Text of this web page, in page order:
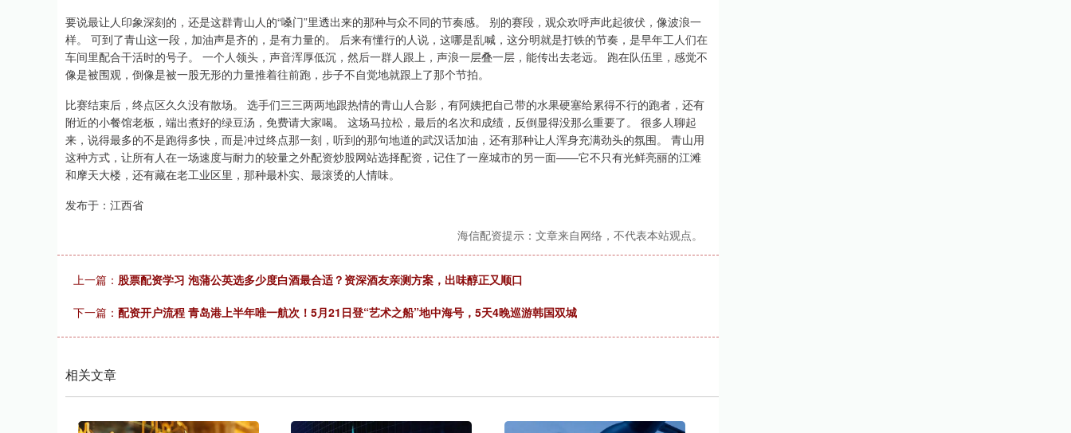
要说最让人印象深刻的，还是这群青山人的“嗓门”里透出来的那种与众不同的节奏感。 别的赛段，观众欢呼声此起彼伏，像波浪一
样。 可到了青山这一段，加油声是齐的，是有力量的。 后来有懂行的人说，这哪是乱喊，这分明就是打铁的节奏，是早年工人们在
车间里配合干活时的号子。 一个人领头，声音浑厚低沉，然后一群人跟上，声浪一层叠一层，能传出去老远。 跑在队伍里，感觉不
像是被围观，倒像是被一股无形的力量推着往前跑，步子不自觉地就跟上了那个节拍。
比赛结束后，终点区久久没有散场。 选手们三三两两地跟热情的青山人合影，有阿姨把自己带的水果硬塞给累得不行的跑者，还有
附近的小餐馆老板，端出煮好的绿豆汤，免费请大家喝。 这场马拉松，最后的名次和成绩，反倒显得没那么重要了。 很多人聊起
来，说得最多的不是跑得多快，而是冲过终点那一刻，听到的那句地道的武汉话加油，还有那种让人浑身充满劲头的氛围。 青山用
这种方式，让所有人在一场速度与耐力的较量之外配资炒股网站选择配资，记住了一座城市的另一面——它不只有光鲜亮丽的江滩
和摩天大楼，还有藏在老工业区里，那种最朴实、最滚烫的人情味。
发布于：江西省
海信配资提示：文章来自网络，不代表本站观点。
上一篇： 股票配资学习 泡蒲公英选多少度白酒最合适？资深酒友亲测方案，出味醇正又顺口
下一篇： 配资开户流程 青岛港上半年唯一航次！5月21日登“艺术之船”地中海号，5天4晚巡游韩国双城
相关文章